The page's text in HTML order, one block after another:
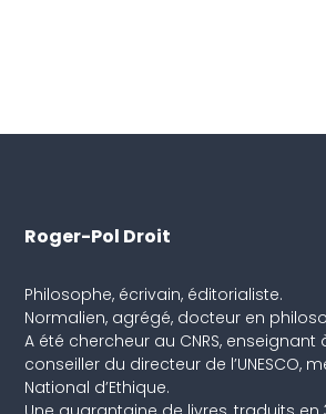
Roger-Pol Droit
Philosophe, écrivain, éditorialiste.
Normalien, agrégé, docteur en
A été chercheur au CNRS, enseignant
conseiller du directeur de l’UNESCO,
National d’Ethique.